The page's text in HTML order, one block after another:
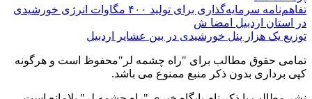
تفاهم‌نامه سرمایه‌گذاری برای تولید ۴۰۰ مگاوات انرژی خورشیدی
در استان اردبیل امضا ش
توزیع یک هزار پنل خورشیدی در بین عشایر اردبیل
تمامی حقوق مطالب برای "راه چشمه لر"محفوظ است و هرگونه
کپی برداری بدون ذکر منبع ممنوع می باشد.